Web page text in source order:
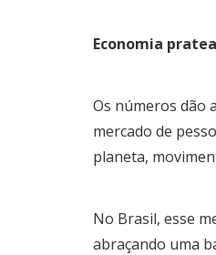
Economia
Os números dão
mercado de
planeta,
No Brasil, esse
abraçando uma